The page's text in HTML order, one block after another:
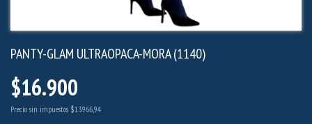
PANTY-GLAM ULTRAOPACA-MORA (1140)
$16.900
Precio sin impuestos $13.966,94